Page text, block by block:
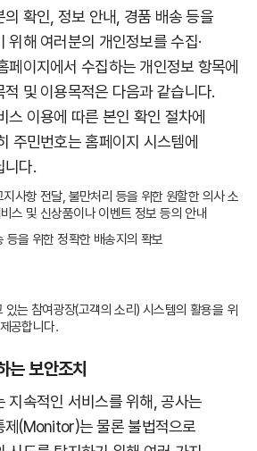
확인, 정보 안내, 경품 배송 등을
위해 여러분의 개인정보를 수집·
페이지에서 수집하는 개인정보 항목에
및 이용목적은 다음과 같습니다.
스 이용에 따른 본인 확인 절차에
주민번호는 홈페이지 시스템에
니다.
지사항 전달, 불만처리 등을 위한 원할한 의사 소
스 및 신상품이나 이벤트 정보 등의 안내
등을 위한 정확한 배송지의 확보
는 참여광장(고객의 소리) 시스템의 활용을 위
공합니다.
는 보안조치
지속적인 서비스를 위해, 공사는
제(Monitor)는 물론 불법적으로